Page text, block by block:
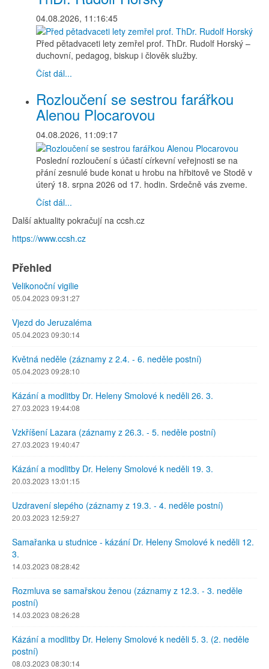
04.08.2026, 11:16:45
Před pětadvaceti lety zemřel prof. ThDr. Rudolf Horský –
duchovní, pedagog, biskup i člověk služby.
Číst dál...
Rozloučení se sestrou farářkou
Alenou Plocarovou
04.08.2026, 11:09:17
Poslední rozloučení s účastí církevní veřejnosti se na
přání zesnulé bude konat u hrobu na hřbitově ve Stodě v
úterý 18. srpna 2026 od 17. hodin. Srdečně vás zveme.
Číst dál...
Další aktuality pokračují na ccsh.cz
https://www.ccsh.cz
Přehled
Velikonoční vigilie
05.04.2023 09:31:27
Vjezd do Jeruzaléma
05.04.2023 09:30:14
Květná neděle (záznamy z 2.4. - 6. neděle postní)
05.04.2023 09:28:10
Kázání a modlitby Dr. Heleny Smolové k neděli 26. 3.
27.03.2023 19:44:08
Vzkříšení Lazara (záznamy z 26.3. - 5. neděle postní)
27.03.2023 19:40:47
Kázání a modlitby Dr. Heleny Smolové k neděli 19. 3.
20.03.2023 13:01:15
Uzdravení slepého (záznamy z 19.3. - 4. neděle postní)
20.03.2023 12:59:27
Samařanka u studnice - kázání Dr. Heleny Smolové k neděli 12.
3.
14.03.2023 08:28:42
Rozmluva se samařskou ženou (záznamy z 12.3. - 3. neděle
postní)
14.03.2023 08:26:28
Kázání a modlitby Dr. Heleny Smolové k neděli 5. 3. (2. neděle
postní)
08.03.2023 08:30:14